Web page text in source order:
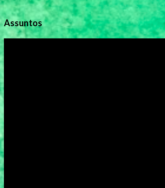
Assuntos